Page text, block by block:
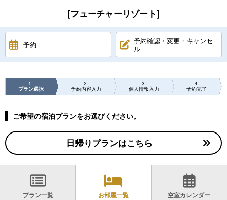
[フューチャーリゾート]
予約
予約確認・変更・キャンセ
ル
1
プラン選択
2
予約内容入力
3
個人情報入力
4
予約完了
ご希望の宿泊プランをお選びください。
日帰りプランはこちら
プラン一覧 お部屋一覧 空室カレンダー